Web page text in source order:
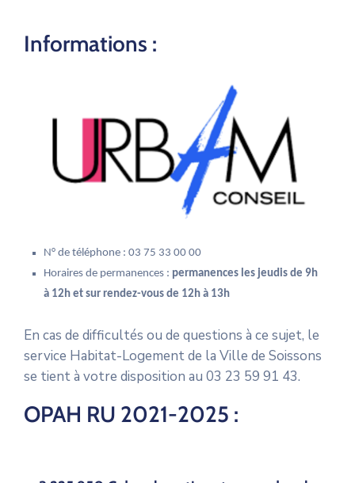
Informations :
N° de téléphone : 03 75 33 00 00
Horaires de permanences : permanences les jeudis de 9h
à 12h et sur rendez-vous de 12h à 13h
En cas de difficultés ou de questions à ce sujet, le
service Habitat-Logement de la Ville de Soissons
se tient à votre disposition au 03 23 59 91 43.
OPAH RU 2021-2025 :